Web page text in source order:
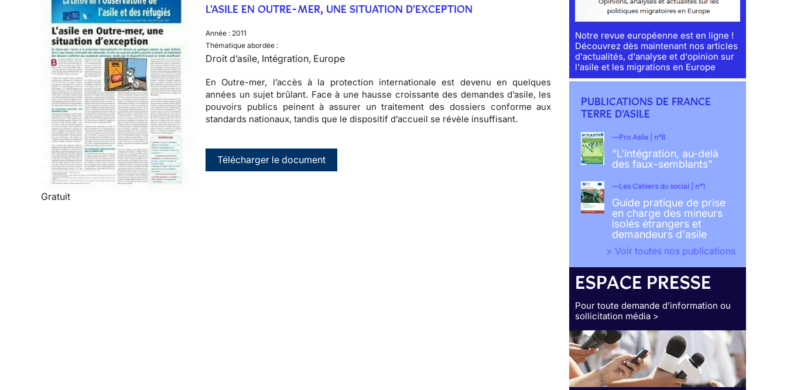
Gratuit
L'ASILE EN OUTRE-MER, UNE SITUATION D'EXCEPTION
Année : 2011
Thématique abordée :
Droit d’asile, Intégration, Europe
En Outre-mer, l’accès à la protection internationale est devenu en quelques
années un sujet brûlant. Face à une hausse croissante des demandes d’asile, les
pouvoirs publics peinent à assurer un traitement des dossiers conforme aux
standards nationaux, tandis que le dispositif d’accueil se révèle insuffisant.
Télécharger le document
Notre revue européenne est en ligne !
Découvrez dès maintenant nos articles
d'actualités, d'analyse et d'opinion sur
l'asile et les migrations en Europe
PUBLICATIONS DE FRANCE
TERRE D'ASILE
Pro Asile | n°8
"L'intégration, au-delà
des faux-semblants"
Les Cahiers du social | n°1
Guide pratique de prise
en charge des mineurs
isolés étrangers et
demandeurs d'asile
> Voir toutes nos publications
ESPACE PRESSE
Pour toute demande d’information ou
sollicitation média >